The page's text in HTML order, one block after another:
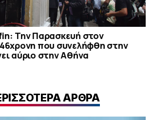
Την Παρασκευή στον
46χρονη που συνελήφθη στην
αύριο στην Αθήνα
ΑΡΘΡΑ